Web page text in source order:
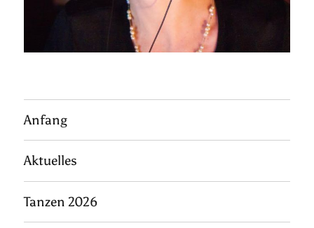
Anfang
Aktuelles
Tanzen 2026